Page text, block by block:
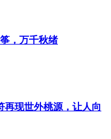
，万千秋绪
再现世外桃源，让人向